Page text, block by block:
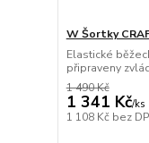
W Šortky
Elastické
připraveny
1 490 Kč
1 341 Kč/ks
1 108 Kč bez